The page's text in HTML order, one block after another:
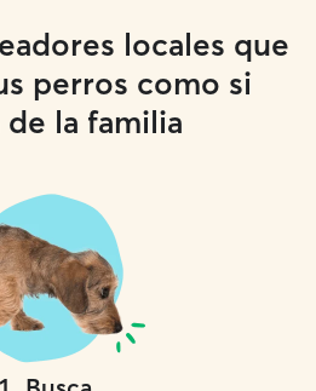
locales que
perros como si
la familia